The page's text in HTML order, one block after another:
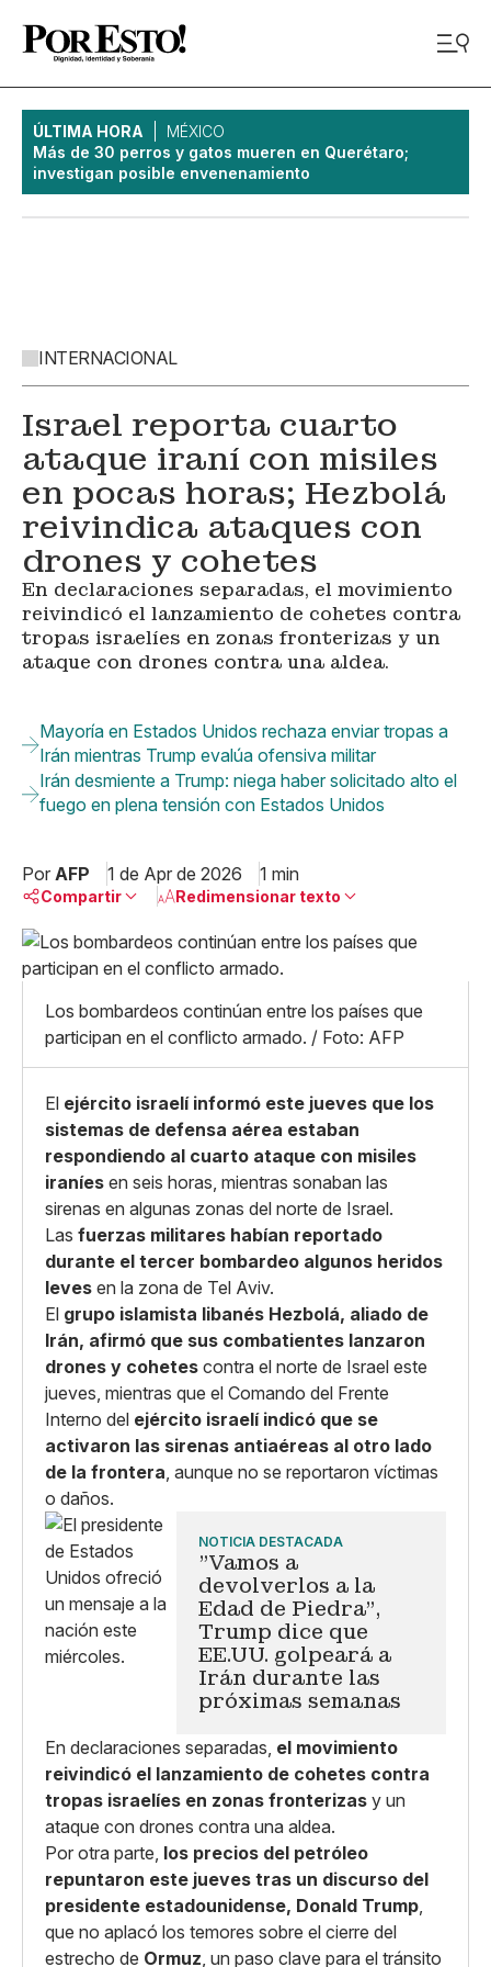
ÚLTIMA HORA
MÉXICO
Más de 30 perros y gatos mueren en Querétaro;
investigan posible envenenamiento
INTERNACIONAL
Israel reporta cuarto
ataque iraní con misiles
en pocas horas; Hezbolá
reivindica ataques con
drones y cohetes
En declaraciones separadas, el movimiento
reivindicó el lanzamiento de cohetes contra
tropas israelíes en zonas fronterizas y un
ataque con drones contra una aldea.
Mayoría en Estados Unidos rechaza enviar tropas a
Irán mientras Trump evalúa ofensiva militar
Irán desmiente a Trump: niega haber solicitado alto el
fuego en plena tensión con Estados Unidos
Por AFP 1 de Apr de 2026 1 min
Compartir
Linkedin
Facebook
X
Whatsapp
Copiar enlace
Redimensionar texto
Pequeño
Mediano
Grande
Los bombardeos continúan entre los países que
participan en el conflicto armado. / Foto: AFP
El ejército israelí informó este jueves que los
sistemas de defensa aérea estaban
respondiendo al cuarto ataque con misiles
iraníes en seis horas, mientras sonaban las
sirenas en algunas zonas del norte de Israel.
Las fuerzas militares habían reportado
durante el tercer bombardeo algunos heridos
leves en la zona de Tel Aviv.
El grupo islamista libanés Hezbolá, aliado de
Irán, afirmó que sus combatientes lanzaron
drones y cohetes contra el norte de Israel este
jueves, mientras que el Comando del Frente
Interno del ejército israelí indicó que se
activaron las sirenas antiaéreas al otro lado
de la frontera, aunque no se reportaron víctimas
o daños.
NOTICIA DESTACADA
"Vamos a
devolverlos a la
Edad de Piedra",
Trump dice que
EE.UU. golpeará a
Irán durante las
próximas semanas
En declaraciones separadas, el movimiento
reivindicó el lanzamiento de cohetes contra
tropas israelíes en zonas fronterizas y un
ataque con drones contra una aldea.
Por otra parte, los precios del petróleo
repuntaron este jueves tras un discurso del
presidente estadounidense, Donald Trump,
que no aplacó los temores sobre el cierre del
estrecho de Ormuz, un paso clave para el tránsito